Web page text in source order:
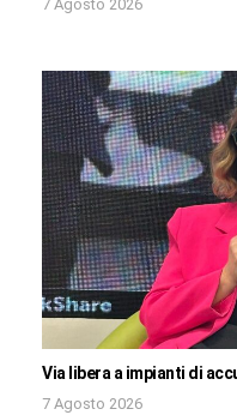
7 Agosto 2026
Via libera a impianti di
7 Agosto 2026